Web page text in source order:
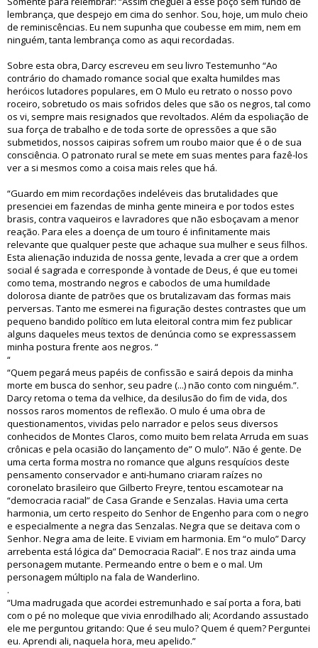
lembrança, que despejo em cima do senhor. Sou, hoje, um mulo cheio
de reminiscências. Eu nem supunha que coubesse em mim, nem em
ninguém, tanta lembrança como as aqui recordadas.
Sobre esta obra, Darcy escreveu em seu livro Testemunho “Ao
contrário do chamado romance social que exalta humildes mas
heróicos lutadores populares, em O Mulo eu retrato o nosso povo
roceiro, sobretudo os mais sofridos deles que são os negros, tal como
os vi, sempre mais resignados que revoltados. Além da espoliação de
sua força de trabalho e de toda sorte de opressões a que são
submetidos, nossos caipiras sofrem um roubo maior que é o de sua
consciência. O patronato rural se mete em suas mentes para fazê-los
ver a si mesmos como a coisa mais reles que há.
“Guardo em mim recordações indeléveis das brutalidades que
presenciei em fazendas de minha gente mineira e por todos estes
brasis, contra vaqueiros e lavradores que não esboçavam a menor
reação. Para eles a doença de um touro é infinitamente mais
relevante que qualquer peste que achaque sua mulher e seus filhos.
Esta alienação induzida de nossa gente, levada a crer que a ordem
social é sagrada e corresponde à vontade de Deus, é que eu tomei
como tema, mostrando negros e caboclos de uma humildade
dolorosa diante de patrões que os brutalizavam das formas mais
perversas. Tanto me esmerei na figuração destes contrastes que um
pequeno bandido político em luta eleitoral contra mim fez publicar
alguns daqueles meus textos de denúncia como se expressassem
minha postura frente aos negros. “
“
“Quem pegará meus papéis de confissão e sairá depois da minha
morte em busca do senhor, seu padre (...) não conto com ninguém.”.
Darcy retoma o tema da velhice, da desilusão do fim de vida, dos
nossos raros momentos de reflexão. O mulo é uma obra de
questionamentos, vividas pelo narrador e pelos seus diversos
conhecidos de Montes Claros, como muito bem relata Arruda em suas
crônicas e pela ocasião do lançamento de” O mulo”. Não é gente. De
uma certa forma mostra no romance que alguns resquícios deste
pensamento conservador e anti-humano criaram raízes no
coronelato brasileiro que Gilberto Freyre, tentou escamotear na
“democracia racial” de Casa Grande e Senzalas. Havia uma certa
harmonia, um certo respeito do Senhor de Engenho para com o negro
e especialmente a negra das Senzalas. Negra que se deitava com o
Senhor. Negra ama de leite. E viviam em harmonia. Em “o mulo” Darcy
arrebenta está lógica da” Democracia Racial”. E nos traz ainda uma
personagem mutante. Permeando entre o bem e o mal. Um
personagem múltiplo na fala de Wanderlino.
.
“Uma madrugada que acordei estremunhado e saí porta a fora, bati
com o pé no moleque que vivia enrodilhado ali; Acordando assustado
ele me perguntou gritando: Que é seu mulo? Quem é quem? Perguntei
eu. Aprendi ali, naquela hora, meu apelido.”